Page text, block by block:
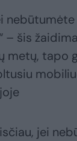
– šis
metų, tapo
jei